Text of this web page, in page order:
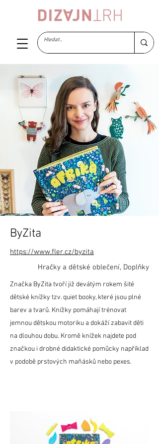
ByZita
https://www.fler.cz/byzita
Hračky a dětské oblečení, Doplňky
Značka ByZita tvoří již devátým rokem šité
dětské knížky tzv. quiet booky, které jsou plné
barev a tvarů. Knížky pomáhají trénovat
jemnou dětskou motoriku a dokáží zabavit děti
na dlouhou dobu. Kromě knížek najdete pod
značkou i drobné didaktické pomůcky například
v podobě prstových maňásků nebo pexes.